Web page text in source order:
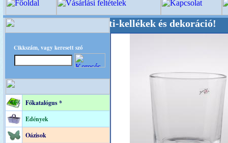
Cikkszám, vagy keresett szó
Főkatalógus *
Edények
Oázisok
, Kegyeleti-kellékek és dekoráció!